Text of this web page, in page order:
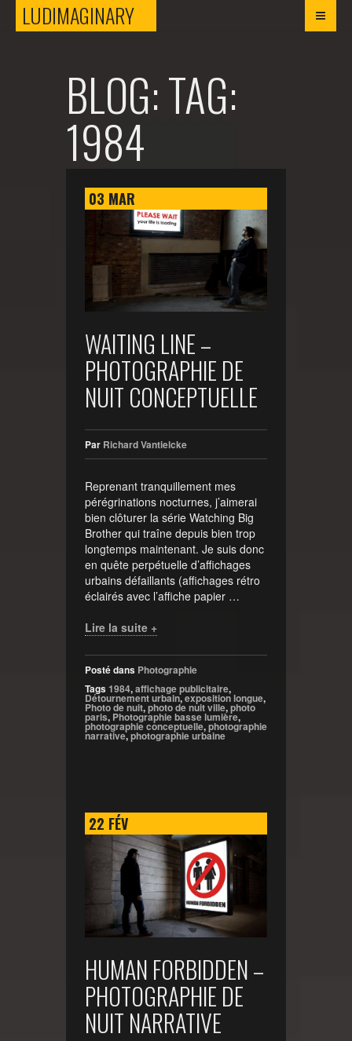
LUDIMAGINARYLUDIMAGINARY
BLOG: TAG:
1984
03 MAR
WAITING LINE –
PHOTOGRAPHIE DE
NUIT CONCEPTUELLE
Par Richard Vantielcke
Reprenant tranquillement mes
pérégrinations nocturnes, j’aimerai
bien clôturer la série Watching Big
Brother qui traîne depuis bien trop
longtemps maintenant. Je suis donc
en quête perpétuelle d’affichages
urbains défaillants (affichages rétro
éclairés avec l’affiche papier …
Lire la suite +
Posté dans Photographie
Tags1984,affichage publicitaire,
Détournement urbain,exposition longue,
Photo de nuit,photo de nuit ville,photo
paris, Photographie basse lumière,
photographie conceptuelle,photographie
narrative,photographie urbaine
22 FÉV
HUMAN FORBIDDEN –
PHOTOGRAPHIE DE
NUIT NARRATIVE